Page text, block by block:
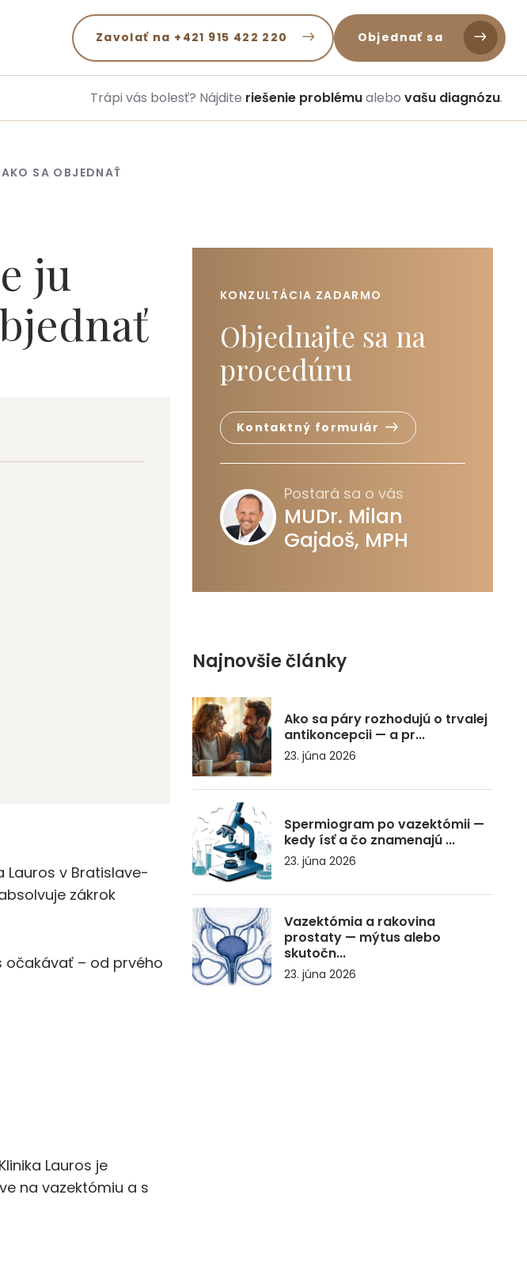
Zavolať na +421 915 422 220 Objednať sa
Trápi vás bolesť? Nájdite riešenie problémualebo vašu diagnózu.
SA OBJEDNAŤ
ju
Lauros v Bratislave-
zákrok
očakávať – od prvého
Lauros je
na vazektómiu a s
KONZULTÁCIA ZADARMO
Objednajte sa na
procedúru
Kontaktný formulár
Postará sa o vás
MUDr. Milan
Gajdoš, MPH
Najnovšie články
Ako sa páry rozhodujú o trvalej
antikoncepcii — a pr...
23. júna 2026
Spermiogram po vazektómii —
kedy ísť a čo znamenajú ...
23. júna 2026
Vazektómia a rakovina
prostaty — mýtus alebo
skutočn...
23. júna 2026